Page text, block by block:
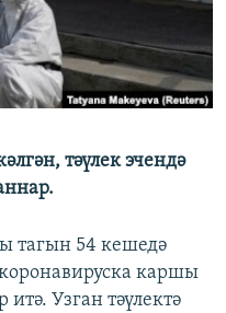
тәүлек эчендә
тагын 54 кешедә
каршы
Узган тәүлектә